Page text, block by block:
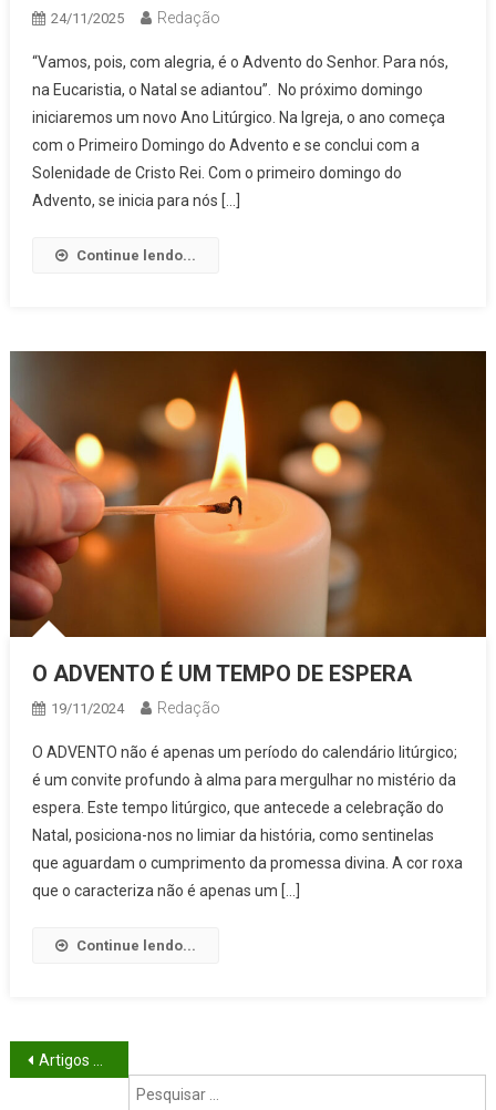
24/11/2025 Redação
“Vamos, pois, com alegria, é o Advento do Senhor. Para nós,
na Eucaristia, o Natal se adiantou”. No próximo domingo
iniciaremos um novo Ano Litúrgico. Na Igreja, o ano começa
com o Primeiro Domingo do Advento e se conclui com a
Solenidade de Cristo Rei. Com o primeiro domingo do
Advento, se inicia para nós […]
Continue lendo...
O ADVENTO É UM TEMPO DE ESPERA
19/11/2024 Redação
O ADVENTO não é apenas um período do calendário litúrgico;
é um convite profundo à alma para mergulhar no mistério da
espera. Este tempo litúrgico, que antecede a celebração do
Natal, posiciona-nos no limiar da história, como sentinelas
que aguardam o cumprimento da promessa divina. A cor roxa
que o caracteriza não é apenas um […]
Continue lendo...
Navegação de artigos
Artigos mais antigos